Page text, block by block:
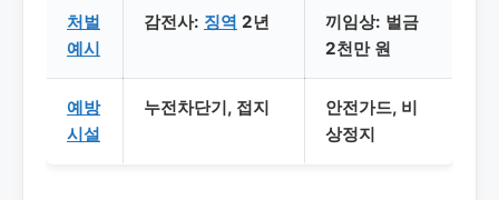
처벌
예시
감전사: 징역 2년
끼임상: 벌금
2천만 원
예방
시설
누전차단기, 접지
안전가드, 비
상정지